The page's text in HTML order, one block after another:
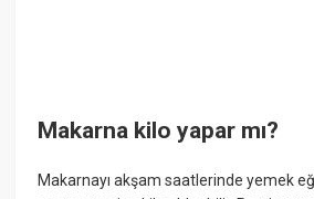
Makarna kilo yapar mı?
Makarnayı akşam saatlerinde yemek